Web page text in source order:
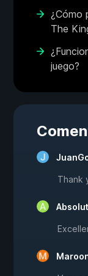
¿Cómo
The
juego?
Thank